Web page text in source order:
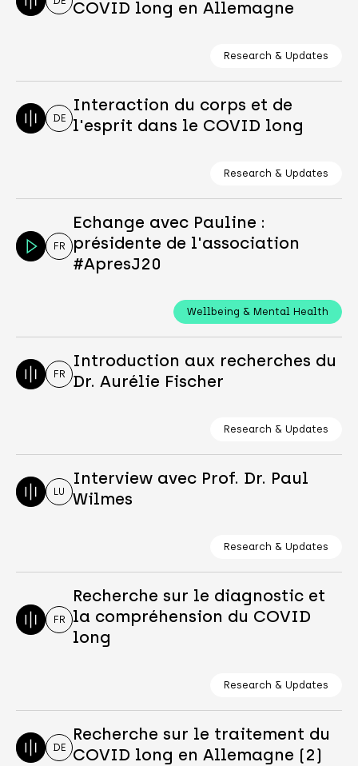
COVID long en Allemagne
Research & Updates
DE
Interaction du corps et de
l'esprit dans le COVID long
Research & Updates
FR
Echange avec Pauline :
présidente de l'association
#ApresJ20
Wellbeing & Mental Health
FR
Introduction aux recherches du
Dr. Aurélie Fischer
Research & Updates
LU
Interview avec Prof. Dr. Paul
Wilmes
Research & Updates
FR
Recherche sur le diagnostic et
la compréhension du COVID
long
Research & Updates
DE
Recherche sur le traitement du
COVID long en Allemagne (2)